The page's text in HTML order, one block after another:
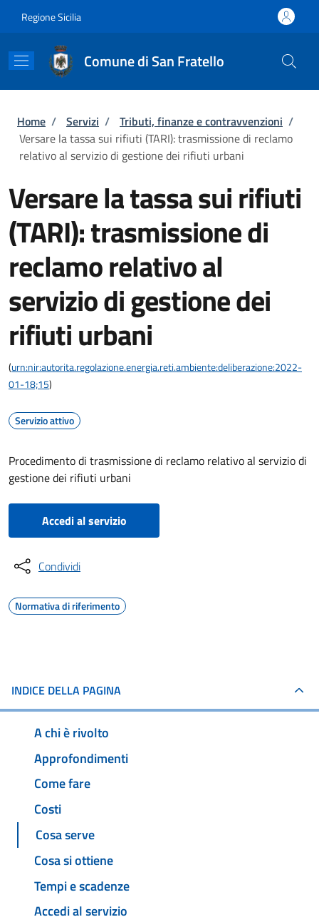
Regione Sicilia
Comune di San Fratello
Briciole di pane
Home / Servizi / Tributi, finanze e contravvenzioni /
Versare la tassa sui rifiuti (TARI): trasmissione di reclamo
relativo al servizio di gestione dei rifiuti urbani
Versare la tassa sui rifiuti
(TARI): trasmissione di
reclamo relativo al
servizio di gestione dei
rifiuti urbani
(urn:nir:autorita.regolazione.energia.reti.ambiente:deliberazione:2022-
01-18;15)
Servizio attivo
Procedimento di trasmissione di reclamo relativo al servizio di
gestione dei rifiuti urbani
Accedi al servizio
Condividi
Normativa di riferimento
INDICE DELLA PAGINA
A chi è rivolto
Approfondimenti
Come fare
Costi
Cosa serve
Cosa si ottiene
Tempi e scadenze
Accedi al servizio